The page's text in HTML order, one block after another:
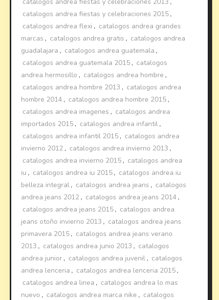
catalogos andrea fiestas y celebraciones 2015 ,
catalogos andrea flexi , catalogos andrea grandes
marcas , catalogos andrea gratis , catalogos andrea
guadalajara , catalogos andrea guatemala ,
catalogos andrea guatemala 2015 , catalogos
andrea hermosillo , catalogos andrea hombre ,
catalogos andrea hombre 2013 , catalogos andrea
hombre 2014 , catalogos andrea hombre 2015 ,
catalogos andrea imagenes , catalogos andrea
importados 2015 , catalogos andrea infantil ,
catalogos andrea infantil 2015 , catalogos andrea
invierno 2012 , catalogos andrea invierno 2013 ,
catalogos andrea invierno 2015 , catalogos andrea
iu , catalogos andrea iu 2015 , catalogos andrea iu
belleza integral , catalogos andrea jeans , catalogos
andrea jeans 2012 , catalogos andrea jeans 2014 ,
catalogos andrea jeans 2015 , catalogos andrea
jeans otoño invierno 2013 , catalogos andrea jeans
primavera 2015 , catalogos andrea jeans verano
2013 , catalogos andrea junio 2013 , catalogos
andrea junior , catalogos andrea juvenil , catalogos
andrea lenceria , catalogos andrea lenceria 2015 ,
catalogos andrea linea , catalogos andrea lo mas
nuevo , catalogos andrea marca nike , catalogos